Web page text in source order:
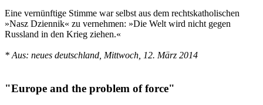
Eine vernünftige Stimme war selbst aus dem rechtskatholischen
»Nasz Dziennik« zu vernehmen: »Die Welt wird nicht gegen
Russland in den Krieg ziehen.«
* Aus: neues deutschland, Mittwoch, 12. März 2014
"Europe and the problem of force"